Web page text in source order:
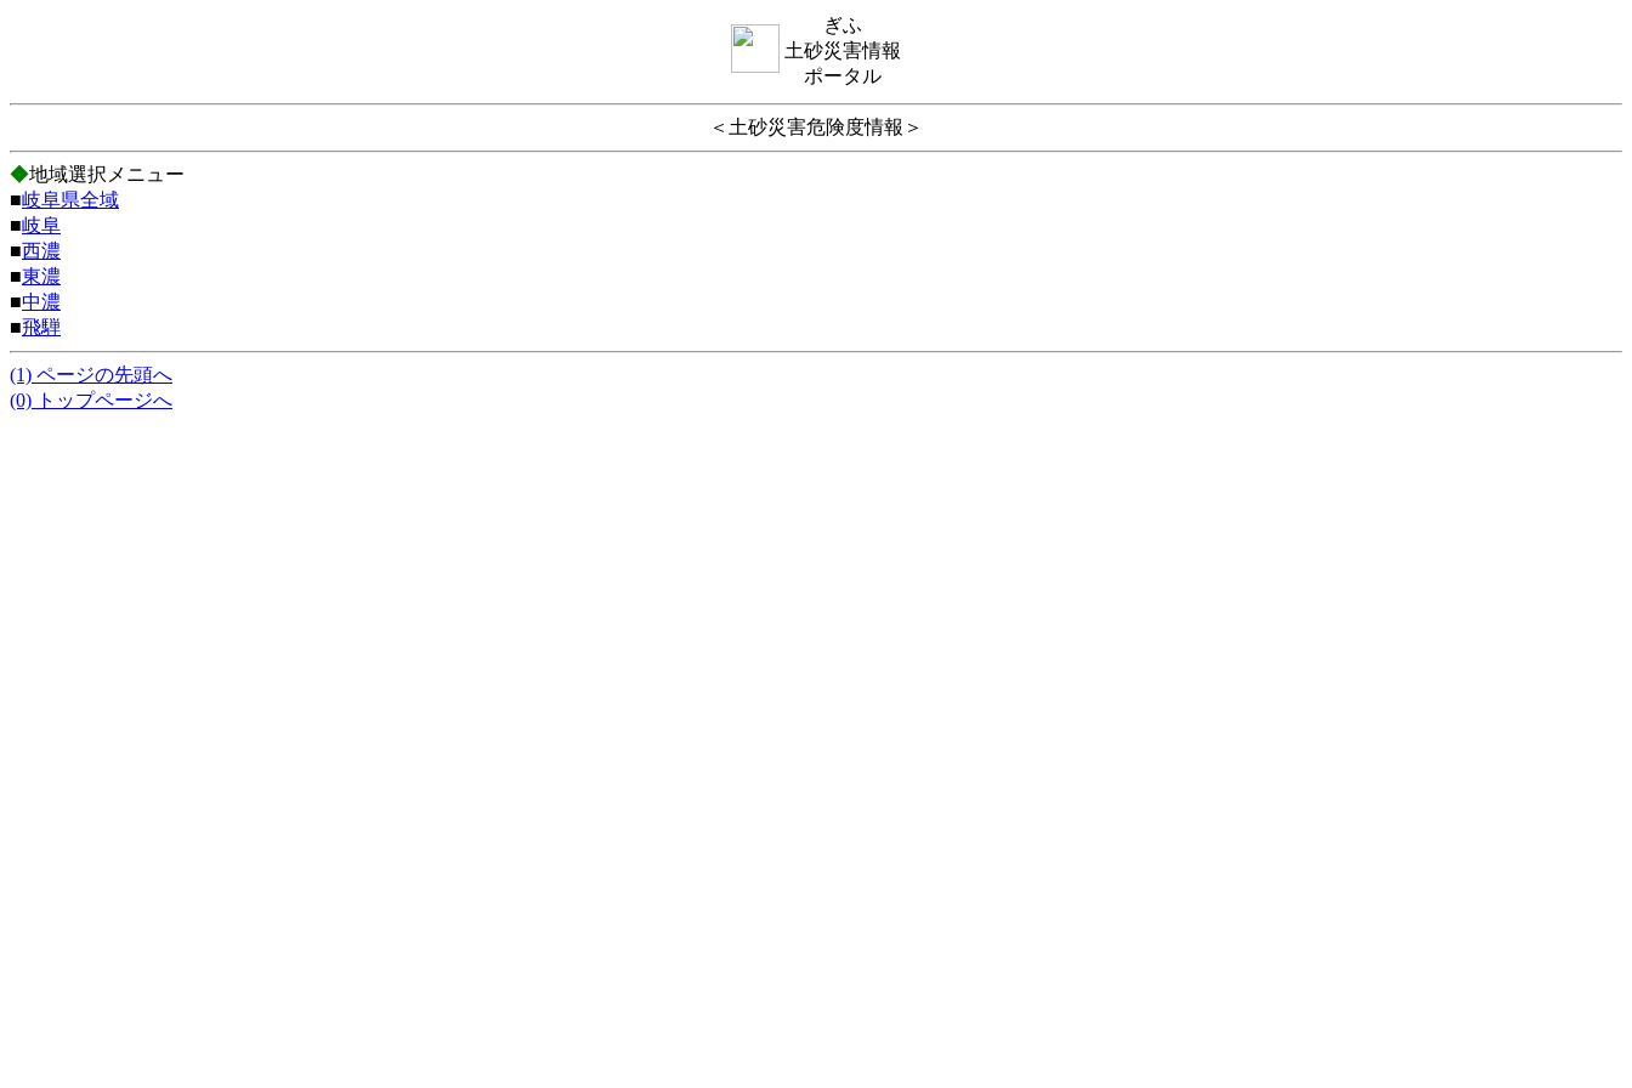
ぎふ
土砂災害情報
ポータル
＜土砂災害危険度情報＞
◆地域選択メニュー
■岐阜県全域
■岐阜
■西濃
■東濃
■中濃
■飛騨
(1) ページの先頭へ
(0) トップページへ